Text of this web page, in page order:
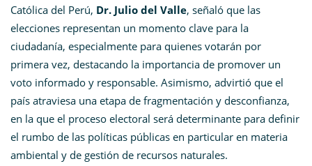
Católica del Perú, Dr. Julio del Valle, señaló que las
elecciones representan un momento clave para la
ciudadanía, especialmente para quienes votarán por
primera vez, destacando la importancia de promover un
voto informado y responsable. Asimismo, advirtió que el
país atraviesa una etapa de fragmentación y desconfianza,
en la que el proceso electoral será determinante para definir
el rumbo de las políticas públicas en particular en materia
ambiental y de gestión de recursos naturales.